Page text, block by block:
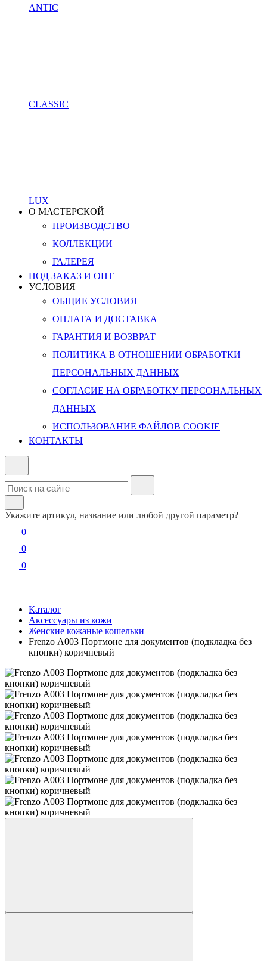
ANTIC
CLASSIC
LUX
О МАСТЕРСКОЙ
ПРОИЗВОДСТВО
КОЛЛЕКЦИИ
ГАЛЕРЕЯ
ПОД ЗАКАЗ И ОПТ
УСЛОВИЯ
ОБЩИЕ УСЛОВИЯ
ОПЛАТА И ДОСТАВКА
ГАРАНТИЯ И ВОЗВРАТ
ПОЛИТИКА В ОТНОШЕНИИ ОБРАБОТКИ
ПЕРСОНАЛЬНЫХ ДАННЫХ
СОГЛАСИЕ НА ОБРАБОТКУ ПЕРСОНАЛЬНЫХ
ДАННЫХ
ИСПОЛЬЗОВАНИЕ ФАЙЛОВ COOKIE
КОНТАКТЫ
Укажите артикул, название или любой другой параметр?
0
0
0
Каталог
Аксессуары из кожи
Женские кожаные кошельки
Frenzo А003 Портмоне для документов (подкладка без
кнопки) коричневый